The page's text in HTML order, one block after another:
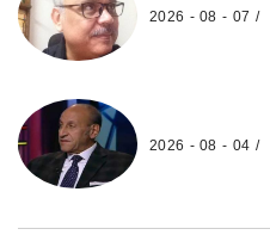
07 - 08 - 2026
04 - 08 - 2026